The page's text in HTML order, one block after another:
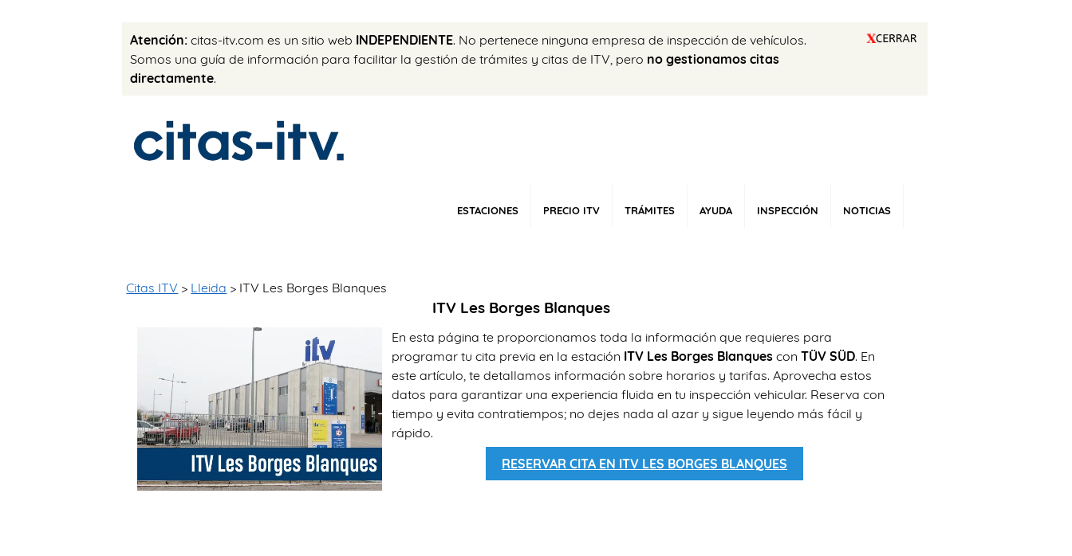
Atención: citas-itv.com es un sitio web INDEPENDIENTE. No pertenece ninguna empresa de inspección de vehículos.
Somos una guía de información para facilitar la gestión de trámites y citas de ITV, pero no gestionamos citas
directamente.
ESTACIONES PRECIO ITV TRÁMITES AYUDA INSPECCIÓN NOTICIAS
Citas ITV > Lleida > ITV Les Borges Blanques
ITV Les Borges Blanques
En esta página te proporcionamos toda la información que requieres para
programar tu cita previa en la estación ITV Les Borges Blanques conTÜV SÜD. En
este artículo, te detallamos información sobre horarios y tarifas. Aprovecha estos
datos para garantizar una experiencia fluida en tu inspección vehicular. Reserva con
tiempo y evita contratiempos; no dejes nada al azar y sigue leyendo más fácil y
rápido.
RESERVAR CITA EN ITV LES BORGES BLANQUES